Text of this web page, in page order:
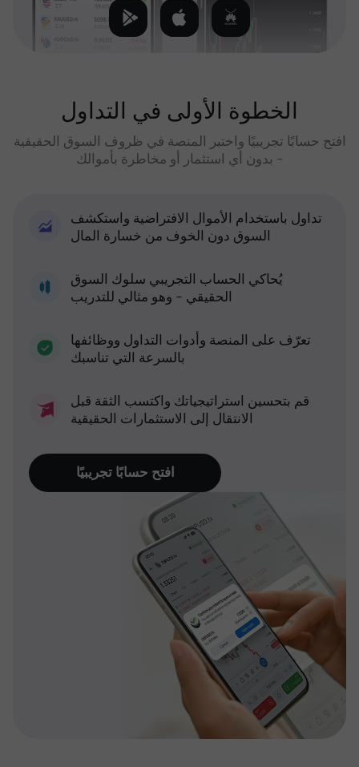
الخطوة الأولى في التداول
افتح حسابًا تجريبيًا واختبر المنصة في ظروف السوق الحقيقية
- بدون أي استثمار أو مخاطرة بأموالك
تداول باستخدام الأموال الافتراضية واستكشف
السوق دون الخوف من خسارة المال
يُحاكي الحساب التجريبي سلوك السوق
الحقيقي - وهو مثالي للتدريب
تعرّف على المنصة وأدوات التداول ووظائفها
بالسرعة التي تناسبك
قم بتحسين استراتيجياتك واكتسب الثقة قبل
الانتقال إلى الاستثمارات الحقيقية
افتح حسابًا تجريبيًا